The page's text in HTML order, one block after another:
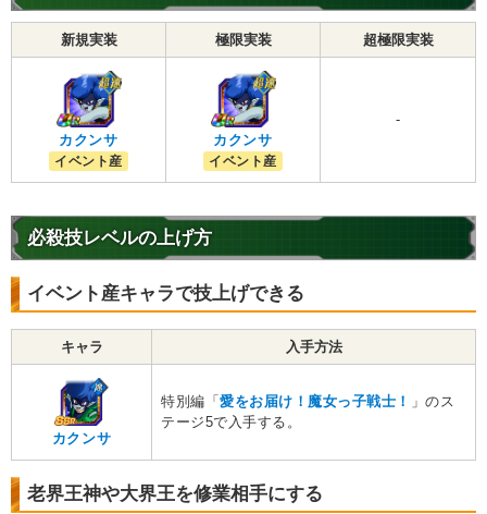
新規実装 極限実装 超極限実装
カクンサ
イベント産
カクンサ
イベント産
-
必殺技レベルの上げ方
イベント産キャラで技上げできる
キャラ 入手方法
カクンサ
特別編「愛をお届け！魔女っ子戦士！
」のス
テージ5で入手する。
老界王神や大界王を修業相手にする